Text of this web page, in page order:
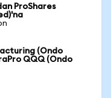
ProShares
(Ondo
QQQ (Ondo